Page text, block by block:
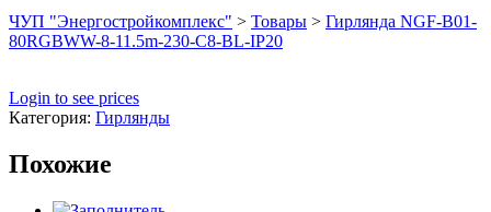
ЧУП "Энергостройкомплекс" > Товары > Гирлянда NGF-B01-
80RGBWW-8-11.5m-230-C8-BL-IP20
Login to see prices
Категория: Гирлянды
Похожие